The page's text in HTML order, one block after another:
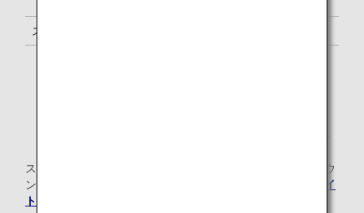
スーパーフライヤーズ会員
スター アライアンス有料ラウンジ会員のお客様の当空港ラウ
ンジのご利用については、
スター アライアンスのウェブサイ
ト